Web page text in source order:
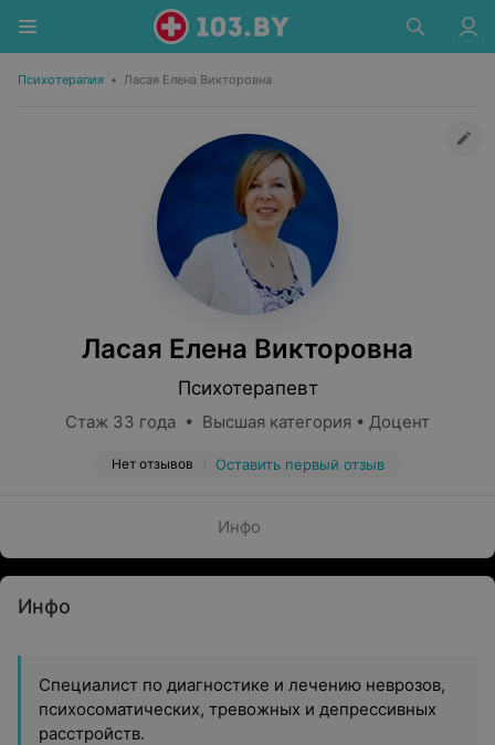
Психотерапия • Ласая Елена Викторовна
Ласая Елена Викторовна
Психотерапевт
Стаж 33 года • Высшая категория • Доцент
Нет отзывов Оставить первый отзыв
Инфо
Инфо
Специалист по диагностике и лечению неврозов,
психосоматических, тревожных и депрессивных
расстройств.